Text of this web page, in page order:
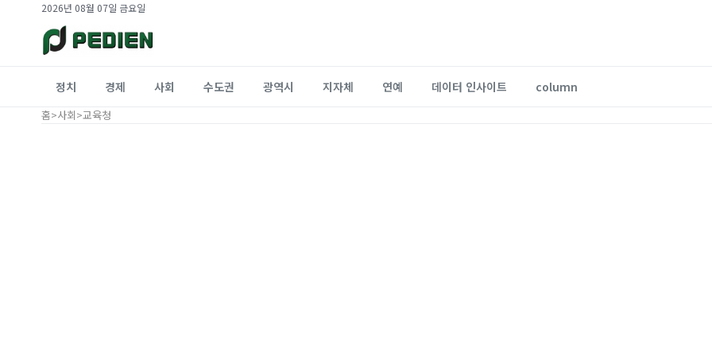
2026년 08월 07일 금요일
정치 경제 사회 수도권 광역시 지자체 연예 데이터 인사이트 column
홈>사회>교육청